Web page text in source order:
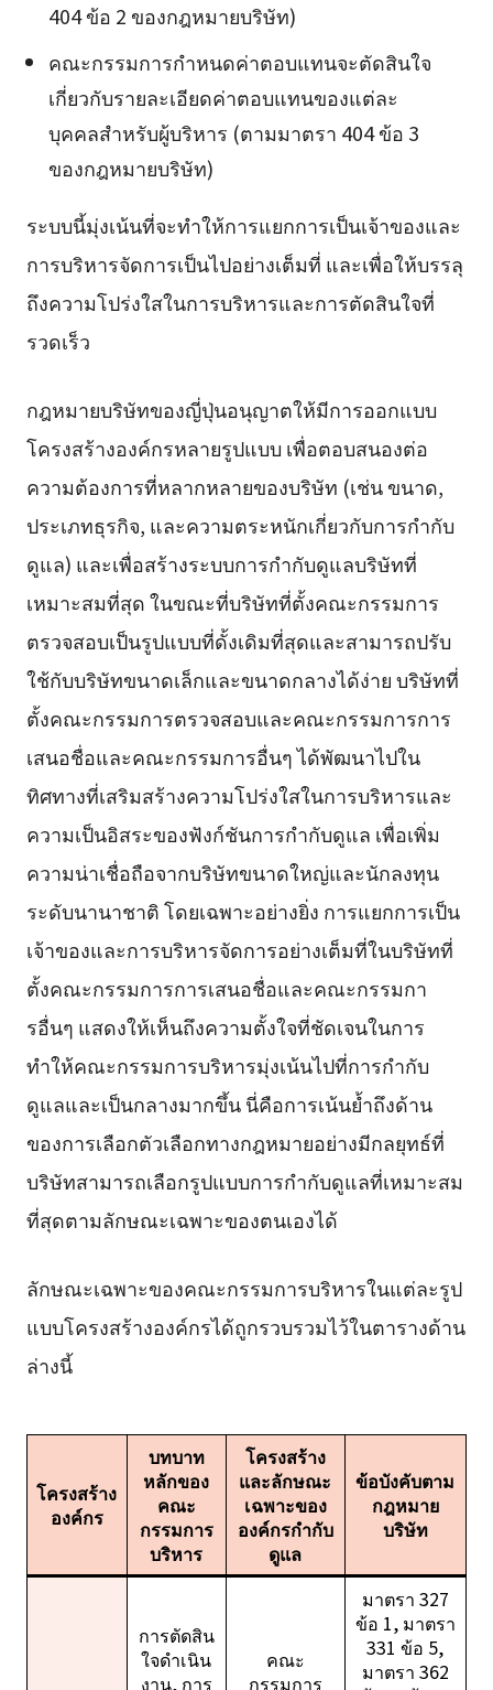
404 ข้อ 2 ของกฎหมายบริษัท)
คณะกรรมการกำหนดค่าตอบแทนจะตัดสินใจ
เกี่ยวกับรายละเอียดค่าตอบแทนของแต่ละ
บุคคลสำหรับผู้บริหาร (ตามมาตรา 404 ข้อ 3
ของกฎหมายบริษัท)
ระบบนี้มุ่งเน้นที่จะทำให้การแยกการเป็นเจ้าของและ
การบริหารจัดการเป็นไปอย่างเต็มที่ และเพื่อให้บรรลุ
ถึงความโปร่งใสในการบริหารและการตัดสินใจที่
รวดเร็ว
กฎหมายบริษัทของญี่ปุ่นอนุญาตให้มีการออกแบบ
โครงสร้างองค์กรหลายรูปแบบ เพื่อตอบสนองต่อ
ความต้องการที่หลากหลายของบริษัท (เช่น ขนาด,
ประเภทธุรกิจ, และความตระหนักเกี่ยวกับการกำกับ
ดูแล) และเพื่อสร้างระบบการกำกับดูแลบริษัทที่
เหมาะสมที่สุด ในขณะที่บริษัทที่ตั้งคณะกรรมการ
ตรวจสอบเป็นรูปแบบที่ดั้งเดิมที่สุดและสามารถปรับ
ใช้กับบริษัทขนาดเล็กและขนาดกลางได้ง่าย บริษัทที่
ตั้งคณะกรรมการตรวจสอบและคณะกรรมการการ
เสนอชื่อและคณะกรรมการอื่นๆ ได้พัฒนาไปใน
ทิศทางที่เสริมสร้างความโปร่งใสในการบริหารและ
ความเป็นอิสระของฟังก์ชันการกำกับดูแล เพื่อเพิ่ม
ความน่าเชื่อถือจากบริษัทขนาดใหญ่และนักลงทุน
ระดับนานาชาติ โดยเฉพาะอย่างยิ่ง การแยกการเป็น
เจ้าของและการบริหารจัดการอย่างเต็มที่ในบริษัทที่
ตั้งคณะกรรมการการเสนอชื่อและคณะกรรมกา
รอื่นๆ แสดงให้เห็นถึงความตั้งใจที่ชัดเจนในการ
ทำให้คณะกรรมการบริหารมุ่งเน้นไปที่การกำกับ
ดูแลและเป็นกลางมากขึ้น นี่คือการเน้นย้ำถึงด้าน
ของการเลือกตัวเลือกทางกฎหมายอย่างมีกลยุทธ์ที่
บริษัทสามารถเลือกรูปแบบการกำกับดูแลที่เหมาะสม
ที่สุดตามลักษณะเฉพาะของตนเองได้
ลักษณะเฉพาะของคณะกรรมการบริหารในแต่ละรูป
แบบโครงสร้างองค์กรได้ถูกรวบรวมไว้ในตารางด้าน
ล่างนี้
โครงสร้าง
องค์กร
บทบาท
หลักของ
คณะ
กรรมการ
บริหาร
โครงสร้าง
และลักษณะ
เฉพาะของ
องค์กรกำกับ
ดูแล
ข้อบังคับตาม
กฎหมาย
บริษัท
การตัดสิน
ใจดำเนิน
งาน, การ
คณะ
กรรมการ
มาตรา 327
ข้อ 1, มาตรา
331 ข้อ 5,
มาตรา 362